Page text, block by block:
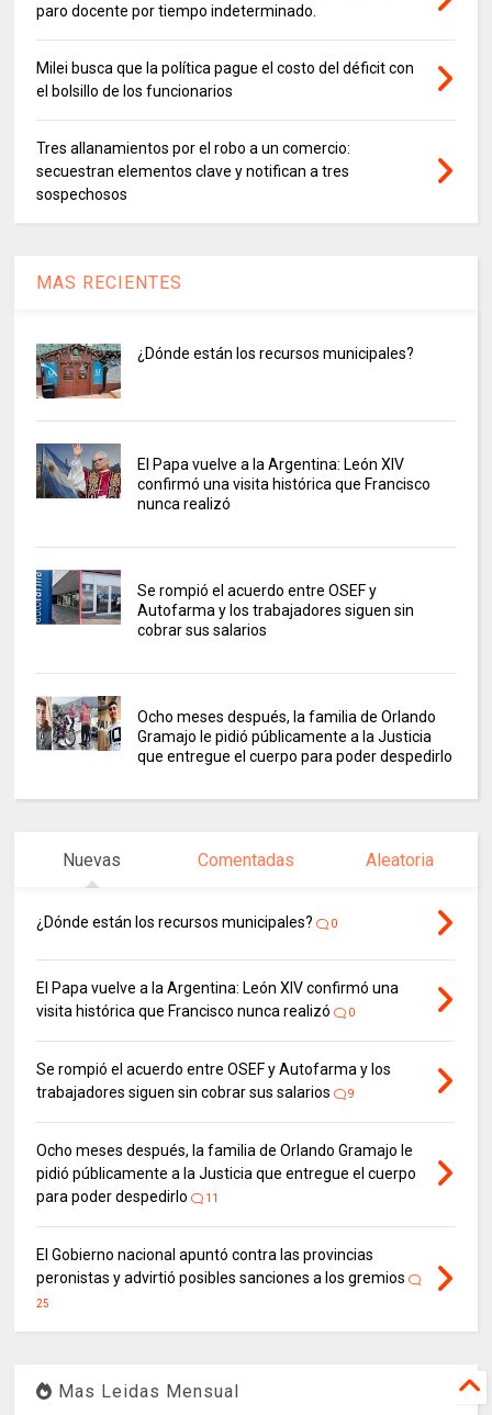
paro docente por tiempo indeterminado.
Milei busca que la política pague el costo del déficit con
el bolsillo de los funcionarios
Tres allanamientos por el robo a un comercio:
secuestran elementos clave y notifican a tres
sospechosos
MAS RECIENTES
¿Dónde están los recursos municipales?
El Papa vuelve a la Argentina: León XIV
confirmó una visita histórica que Francisco
nunca realizó
Se rompió el acuerdo entre OSEF y
Autofarma y los trabajadores siguen sin
cobrar sus salarios
Ocho meses después, la familia de Orlando
Gramajo le pidió públicamente a la Justicia
que entregue el cuerpo para poder despedirlo
Nuevas Comentadas Aleatoria
¿Dónde están los recursos municipales? 0
El Papa vuelve a la Argentina: León XIV confirmó una
visita histórica que Francisco nunca realizó
0
Se rompió el acuerdo entre OSEF y Autofarma y los
trabajadores siguen sin cobrar sus salarios
9
Ocho meses después, la familia de Orlando Gramajo le
pidió públicamente a la Justicia que entregue el cuerpo
para poder despedirlo
11
El Gobierno nacional apuntó contra las provincias
peronistas y advirtió posibles sanciones a los gremios
25
Mas Leidas Mensual